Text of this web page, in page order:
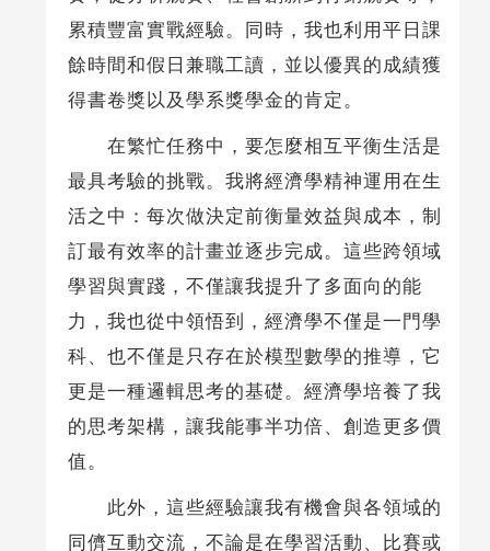
累積豐富實戰經驗。同時，我也利用平日課
餘時間和假日兼職工讀，並以優異的成績獲
得書卷獎以及學系獎學金的肯定。
在繁忙任務中，要怎麼相互平衡生活是
最具考驗的挑戰。我將經濟學精神運用在生
活之中：每次做決定前衡量效益與成本，制
訂最有效率的計畫並逐步完成。這些跨領域
學習與實踐，不僅讓我提升了多面向的能
力，我也從中領悟到，經濟學不僅是一門學
科、也不僅是只存在於模型數學的推導，它
更是一種邏輯思考的基礎。經濟學培養了我
的思考架構，讓我能事半功倍、創造更多價
值。
此外，這些經驗讓我有機會與各領域的
同儕互動交流，不論是在學習活動、比賽或